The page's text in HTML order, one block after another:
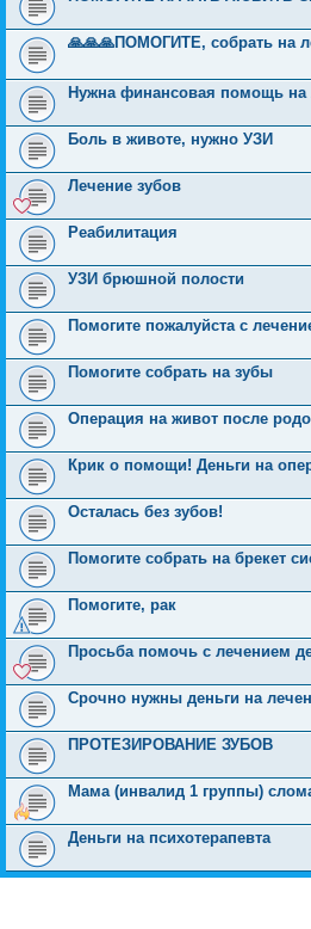
🙏🙏🙏ПОМОГИТЕ, собрать на
Нужна финансовая помощь на
Боль в животе, нужно УЗИ
Лечение зубов
Реабилитация
УЗИ брюшной полости
Помогите пожалуйста с
Помогите собрать на зубы
Операция на живот после
Крик о помощи! Деньги на
Осталась без зубов!
Помогите собрать на брекет
Помогите, рак
Просьба помочь с лечением
Срочно нужны деньги на
ПРОТЕЗИРОВАНИЕ ЗУБОВ
Мама (инвалид 1 группы)
Деньги на психотерапевта